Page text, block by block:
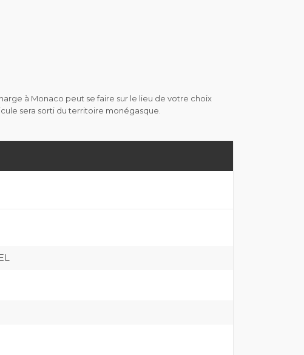
à Monaco peut se faire sur le lieu de votre choix
sera sorti du territoire monégasque.